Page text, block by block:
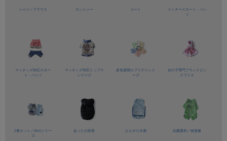
シャツ／ ブラウス カットソー コート
インナースカート・パン
ツ
マッチング対応スカー
ト・パンツ
マッチング対応トップス
シリーズ
多色展開 エブリデイシリ
ーズ
女の子専門ブランド ピン
クプリエ
2着セット／2in1シリー
ズ
あったか防寒 ひんやり冷感 抗菌素材／ 術後服